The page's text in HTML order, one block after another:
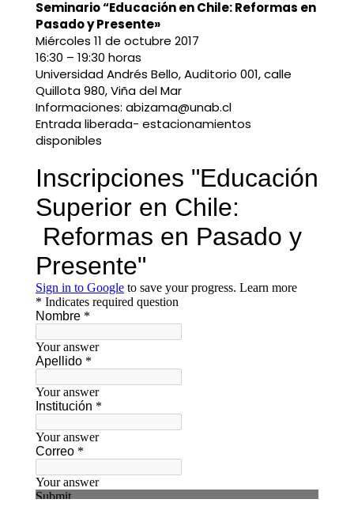
Seminario “Educación en Chile: Reformas en
Pasado y Presente»
Miércoles 11 de octubre 2017
16:30 – 19:30 horas
Universidad Andrés Bello, Auditorio 001, calle
Quillota 980, Viña del Mar
Informaciones: abizama@unab.cl
Entrada liberada- estacionamientos
disponibles